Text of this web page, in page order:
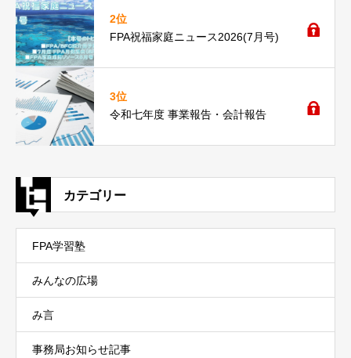
2位
FPA祝福家庭ニュース2026(7月号)
3位
令和七年度 事業報告・会計報告
カテゴリー
FPA学習塾
みんなの広場
み言
事務局お知らせ記事